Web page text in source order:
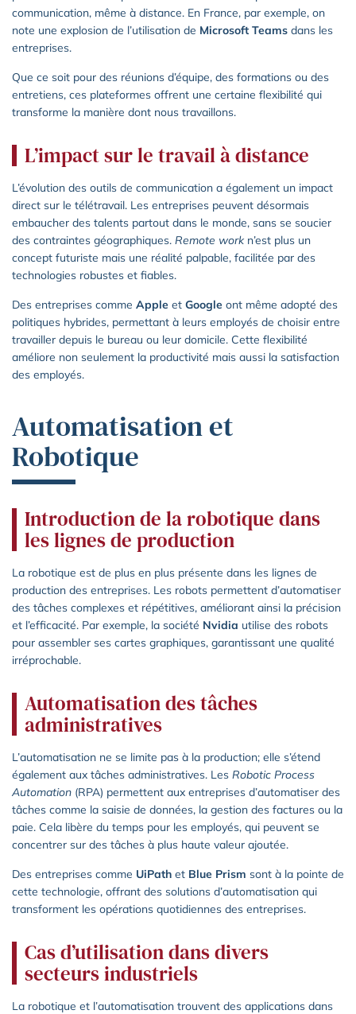
communication, même à distance. En France, par exemple, on
note une explosion de l’utilisation de Microsoft Teams dans les
entreprises.
Que ce soit pour des réunions d’équipe, des formations ou des
entretiens, ces plateformes offrent une certaine flexibilité qui
transforme la manière dont nous travaillons.
L’impact sur le travail à distance
L’évolution des outils de communication a également un impact
direct sur le télétravail. Les entreprises peuvent désormais
embaucher des talents partout dans le monde, sans se soucier
des contraintes géographiques. Remote work n’est plus un
concept futuriste mais une réalité palpable, facilitée par des
technologies robustes et fiables.
Des entreprises comme Apple et Google ont même adopté des
politiques hybrides, permettant à leurs employés de choisir entre
travailler depuis le bureau ou leur domicile. Cette flexibilité
améliore non seulement la productivité mais aussi la satisfaction
des employés.
Automatisation et
Robotique
Introduction de la robotique dans
les lignes de production
La robotique est de plus en plus présente dans les lignes de
production des entreprises. Les robots permettent d’automatiser
des tâches complexes et répétitives, améliorant ainsi la précision
et l’efficacité. Par exemple, la société Nvidia utilise des robots
pour assembler ses cartes graphiques, garantissant une qualité
irréprochable.
Automatisation des tâches
administratives
L’automatisation ne se limite pas à la production; elle s’étend
également aux tâches administratives. Les Robotic Process
Automation (RPA) permettent aux entreprises d’automatiser des
tâches comme la saisie de données, la gestion des factures ou la
paie. Cela libère du temps pour les employés, qui peuvent se
concentrer sur des tâches à plus haute valeur ajoutée.
Des entreprises comme UiPath et Blue Prism sont à la pointe de
cette technologie, offrant des solutions d’automatisation qui
transforment les opérations quotidiennes des entreprises.
Cas d’utilisation dans divers
secteurs industriels
La robotique et l’automatisation trouvent des applications dans